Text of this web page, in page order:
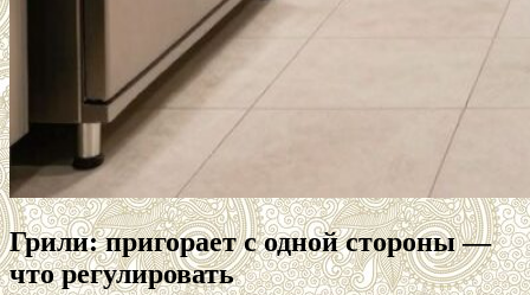
Грили: пригорает с одной стороны —
что регулировать